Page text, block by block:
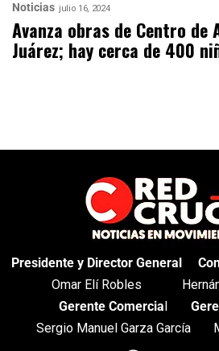
Noticias julio 16, 2024
Avanza obras de Centro de
Juárez; hay cerca de 400
Presidente y Director General
Omar Elí Robles
Gerente Comercia
Sergio Manuel Garza García